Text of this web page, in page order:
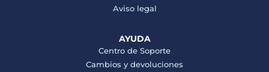
Aviso legal
AYUDA
Centro de Soporte
Cambios y devoluciones